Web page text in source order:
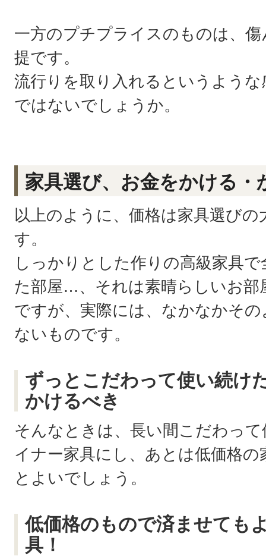
一方のプチプライスのものは、
提です。
流行りを取り入れるというよう
ではないでしょうか。
家具選び、お金をかける・
以上のように、価格は家具選び
す。
しっかりとした作りの高級家具
た部屋…、それは素晴らしいお部
ですが、実際には、なかなかそ
ないものです。
ずっとこだわって使い続け
かけるべき
そんなときは、長い間こだわっ
イナー家具にし、あとは低価格
とよいでしょう。
低価格のもので済ませても
具！